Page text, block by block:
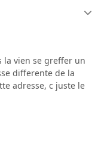
la vien se greffer un
differente de la
adresse, c juste le